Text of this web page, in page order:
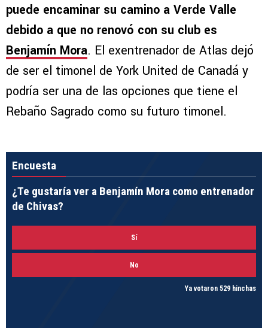
puede encaminar su camino a Verde Valle
debido a que no renovó con su club es
Benjamín Mora. El exentrenador de Atlas dejó
de ser el timonel de York United de Canadá y
podría ser una de las opciones que tiene el
Rebaño Sagrado como su futuro timonel.
Encuesta
¿Te gustaría ver a Benjamín Mora como entrenador
de Chivas?
Sí
No
Ya votaron 529 hinchas